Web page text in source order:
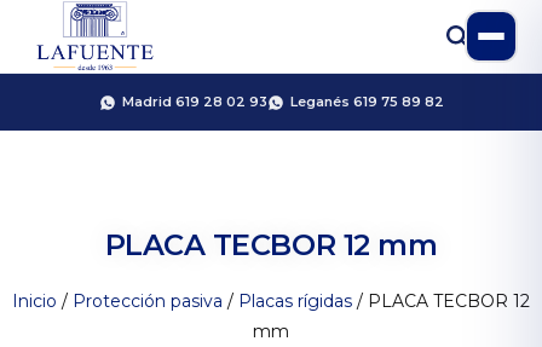
Madrid 619 28 02 93 Leganés 619 75 89 82
PLACA TECBOR 12 mm
Inicio / Protección pasiva / Placas rígidas / PLACA TECBOR 12
mm